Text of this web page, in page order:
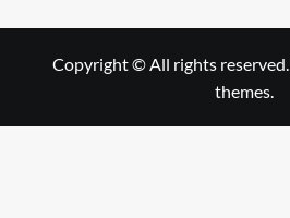
Copyright © All rights reserved.
themes.